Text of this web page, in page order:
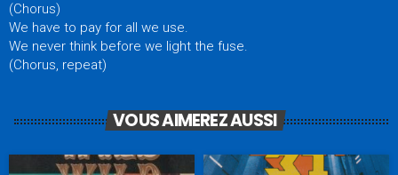
(Chorus)
We have to pay for all we use.
We never think before we light the fuse.
(Chorus, repeat)
VOUS AIMEREZ AUSSI